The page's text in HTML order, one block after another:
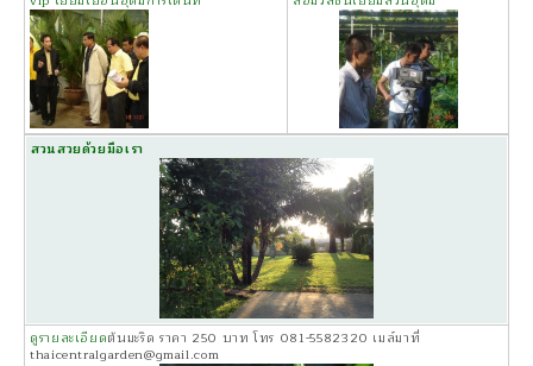
สวนสวยด้วยมือเรา
ดูรายละเอียดต้นมะริด ราคา 250 บาท โทร 081-5582320 เมล์มาที่
thaicentralgarden@gmail.com